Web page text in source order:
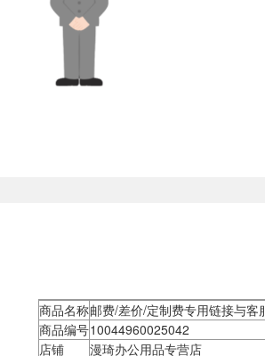
商品名称邮费/差价/定制费专用链接与客
商品编号10044960025042
店铺
漫琦办公用品专营店